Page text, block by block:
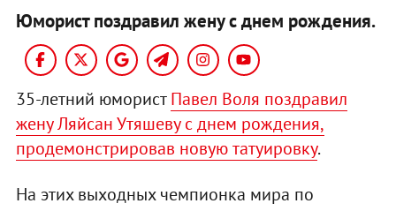
Юморист поздравил жену с днем рождения.
35-летний юмористПавел Воля поздравил
жену Ляйсан Утяшеву с днем рождения,
продемонстрировав новую татуировку.
На этих выходных чемпионка мира по